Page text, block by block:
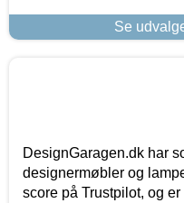
Se
DesignGaragen.dk har
designermøbler og
score på Trustpilot, og